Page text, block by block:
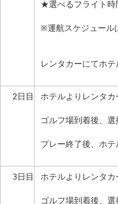
★選べるフライト時
※運航スケジュール
レンタカーにてホ
2日目 ホテルよりレンタ
ゴルフ場到着後、
プレー終了後、ホテ
3日目 ホテルよりレンタ
ゴルフ場到着後、